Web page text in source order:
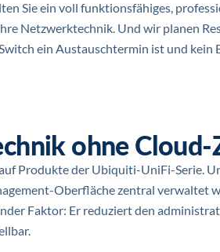
Sie ein voll funktionsfähiges,
Netzwerktechnik. Und wir planen
ein Austauschtermin ist und kein
ohne Cloud-
Produkte der Ubiquiti-UniFi-Serie.
Oberfläche zentral verwaltet
Faktor: Er reduziert den